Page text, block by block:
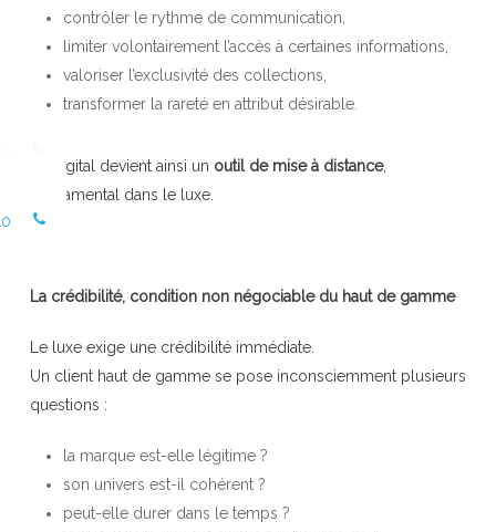
contrôler le rythme de communication,
limiter volontairement l’accès à certaines informations,
valoriser l’exclusivité des collections,
transformer la rareté en attribut désirable.
Le digital devient ainsi un outil de mise à distance,
fondamental dans le luxe.
La crédibilité, condition non négociable du haut de gamme
Le luxe exige une crédibilité immédiate.
Un client haut de gamme se pose inconsciemment plusieurs
questions :
la marque est-elle légitime ?
son univers est-il cohérent ?
peut-elle durer dans le temps ?